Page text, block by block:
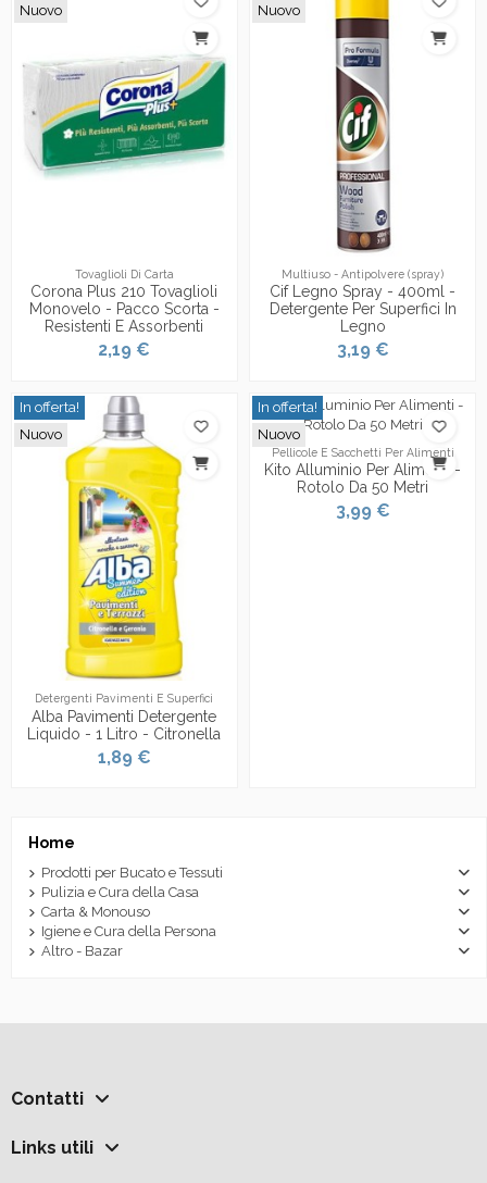
Nuovo
Tovaglioli Di Carta
Corona Plus 210 Tovaglioli
Monovelo - Pacco Scorta -
Resistenti E Assorbenti
2,19 €
Nuovo
Multiuso - Antipolvere (spray)
Cif Legno Spray - 400ml -
Detergente Per Superfici In
Legno
3,19 €
In offerta!
Nuovo
Detergenti Pavimenti E Superfici
Alba Pavimenti Detergente
Liquido - 1 Litro - Citronella
1,89 €
In offerta!
Nuovo
Pellicole E Sacchetti Per Alimenti
Kito Alluminio Per Alimenti -
Rotolo Da 50 Metri
3,99 €
Home
Prodotti per Bucato e Tessuti
Pulizia e Cura della Casa
Carta & Monouso
Igiene e Cura della Persona
Altro - Bazar
Contatti
Links utili